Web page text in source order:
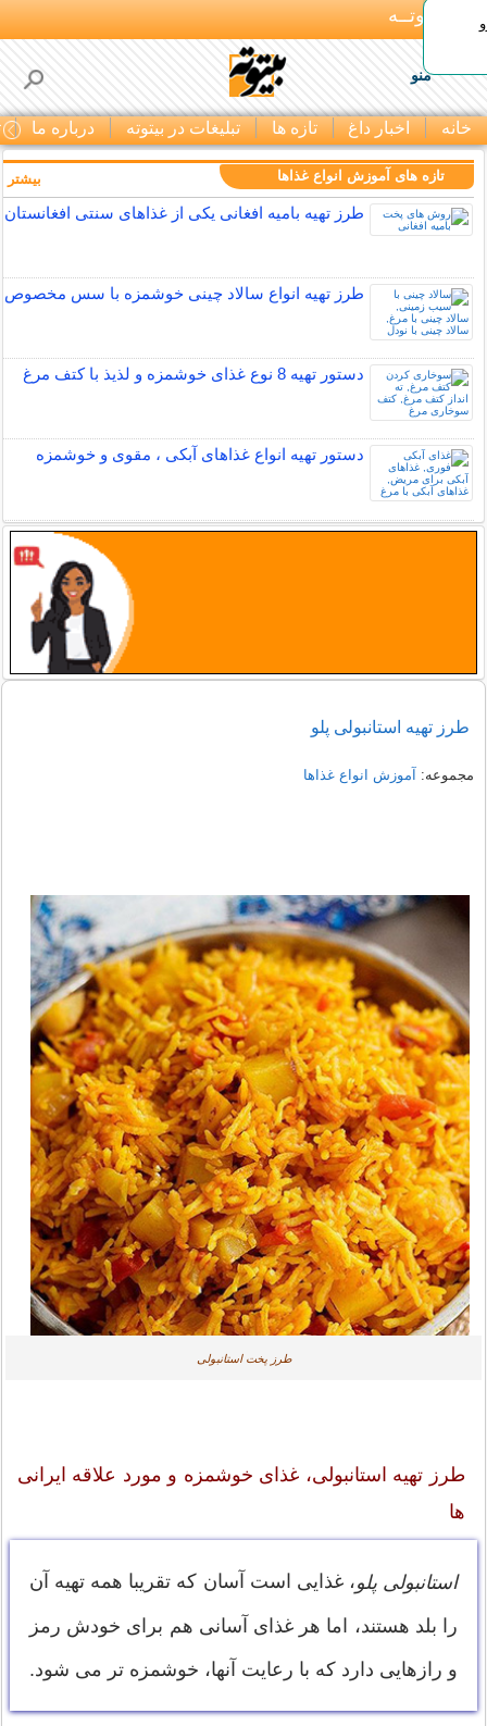
بـیتوتــه
منو
خانه اخبار داغ تازه ها تبلیغات در بیتوته درباره ما
تازه های آموزش انواع غذاها
طرز تهیه بامیه افغانی یکی از غذاهای سنتی افغانستان
طرز تهیه انواع سالاد چینی خوشمزه با سس مخصوص
دستور تهیه 8 نوع غذای خوشمزه و لذیذ با کتف مرغ
دستور تهیه انواع غذاهای آبکی ، مقوی و خوشمزه
بیشتر
طرز تهیه استانبولی پلو
مجموعه: آموزش انواع غذاها
طرز پخت استانبولی
طرز تهیه استانبولی، غذای خوشمزه و مورد علاقه ایرانی
ها
استانبولی پلو، غذایی است آسان که تقریبا همه تهیه آن
را بلد هستند، اما هر غذای آسانی هم برای خودش رمز
و رازهایی دارد که با رعایت آنها، خوشمزه تر می شود.